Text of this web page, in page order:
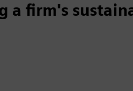
a firm's